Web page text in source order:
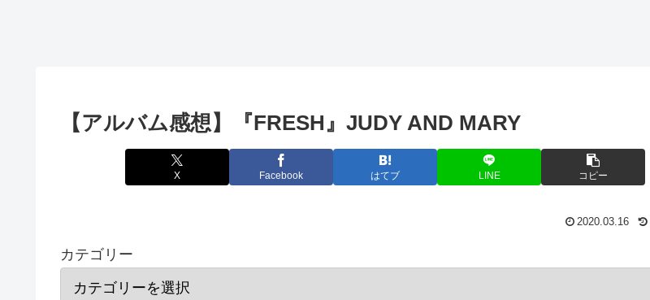
【アルバム感想】『FRESH』JUDY AND MARY
X Facebook はてブ LINE コピー
2020.03.16
カテゴリー